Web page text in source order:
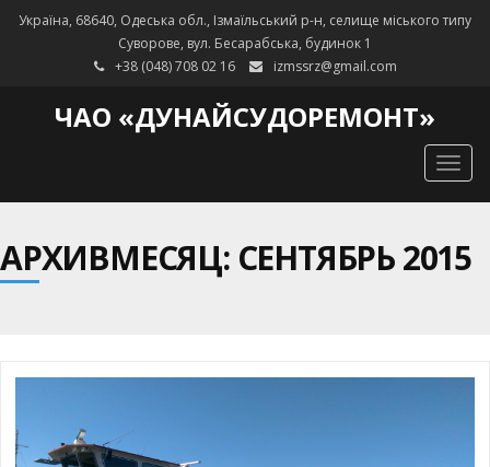
Україна, 68640, Одеська обл., Ізмаїльський р-н, селище міського типу
Суворове, вул. Бесарабська, будинок 1
+38 (048) 708 02 16
izmssrz@gmail.com
ЧАО «ДУНАЙСУДОРЕМОНТ»
АРХИВМЕСЯЦ: СЕНТЯБРЬ 2015